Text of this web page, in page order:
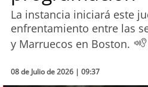
Actualidad
Entretención
Economía
La instancia iniciará este
enfrentamiento entre las
y Marruecos en Boston.
08 de Julio de 2026 | 09:37